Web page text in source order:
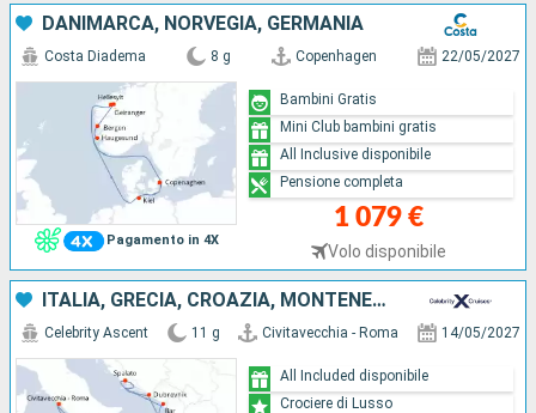
DANIMARCA, NORVEGIA, GERMANIA
Pagamento in 4X
Costa Diadema 8 g Copenhagen 22/05/2027
1 079 €
Volo disponibile
Bambini Gratis
Mini Club bambini gratis
All Inclusive disponibile
Pensione completa
ITALIA, GRECIA, CROAZIA, MONTENEGRO
Celebrity Ascent 11 g Civitavecchia - Roma 14/05/2027
All Included disponibile
Crociere di Lusso